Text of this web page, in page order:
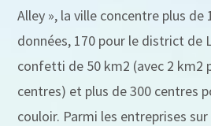
Alley », la ville concentre plus de
données, 170 pour le district de
confetti de 50 km2 (avec 2 km2
centres) et plus de 300 centres
couloir. Parmi les entreprises